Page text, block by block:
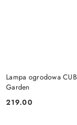
Lampa ogrodowa
Garden
Cena:
219.00